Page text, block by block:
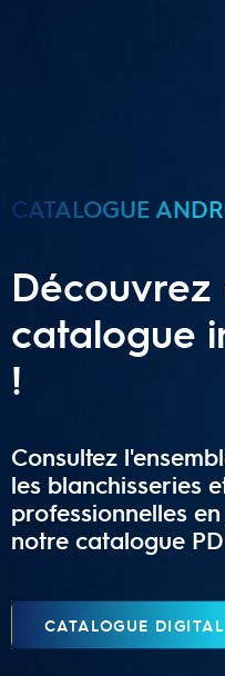
CATALOGUE
Découvrez
catalogue
!
Consultez
les blanchisseries
professionnelles
notre catalogue
CATALOGUE